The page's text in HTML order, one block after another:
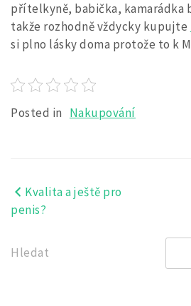
přítelkyně, babička, kamarádka
takže rozhodně vždycky kupujte
si plno lásky doma protože to k
Posted in Nakupování
Navigace
příspěvek
Kvalita a ještě pro
penis?
Hledat